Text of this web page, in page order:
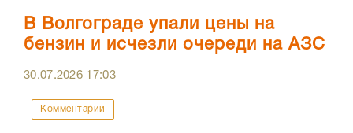
В Волгограде упали цены на
бензин и исчезли очереди на АЗС
30.07.2026 17:03
Комментарии